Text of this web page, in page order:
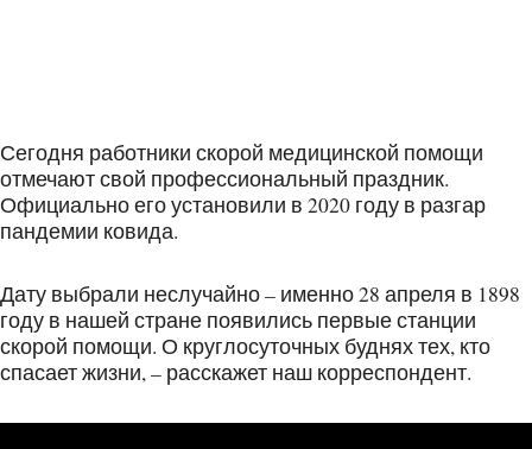
Сегодня работники скорой медицинской помощи
отмечают свой профессиональный праздник.
Официально его установили в 2020 году в разгар
пандемии ковида.
Дату выбрали неслучайно – именно 28 апреля в 1898
году в нашей стране появились первые станции
скорой помощи. О круглосуточных буднях тех, кто
спасает жизни, – расскажет наш корреспондент.